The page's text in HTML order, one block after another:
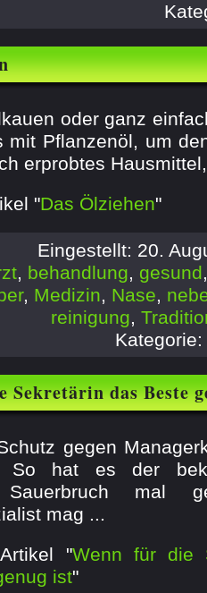
oder ganz
mit Pflanzenöl, um
erprobtes
"Das Ölziehen"
Eingestellt: 20.
, behandlung, gesund
, Medizin, Nase,
reinigung,
Kategorie:
Sekretärin das Beste
gegen
So hat es der
Sauerbruch mal
mag ...
"Wenn für die
ist"